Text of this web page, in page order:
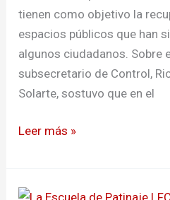
tienen como objetivo la
espacios públicos que han
algunos ciudadanos. Sobre
subsecretario de Control,
Solarte, sostuvo que en el
Leer más »
Impulsan